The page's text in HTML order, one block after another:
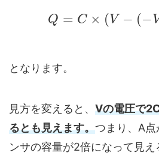
Q = C × (V − (−
となります。
見方を変えると、 Vの電圧で
るとも見えます。つまり、A
ンサの容量が2倍になって見え